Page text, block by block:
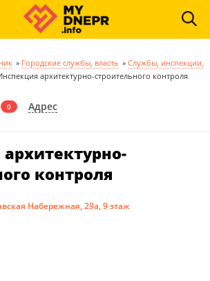
» Городские службы, власть » Службы, инспекции,
архитектурно-строительного контроля
0 Адрес
контроля
Набережная, 29а, 9 этаж